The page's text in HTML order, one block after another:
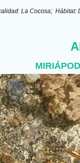
La Cocosa;  Hábitat: